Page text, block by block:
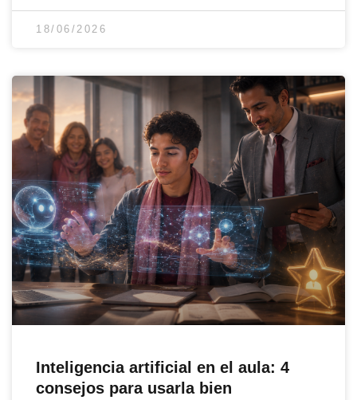
18/06/2026
Inteligencia artificial en el aula: 4
consejos para usarla bien